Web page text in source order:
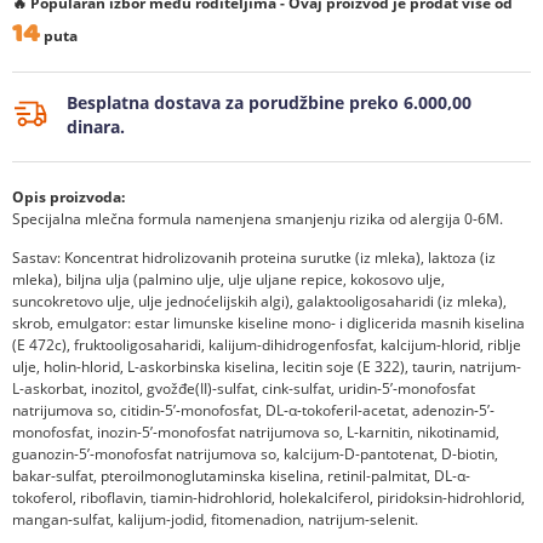
14 puta
Besplatna dostava za porudžbine preko 6.000,00
dinara.
Opis proizvoda:
Specijalna mlečna formula namenjena smanjenju rizika od alergija 0-6M.
Sastav: Koncentrat hidrolizovanih proteina surutke (iz mleka), laktoza (iz
mleka), biljna ulja (palmino ulje, ulje uljane repice, kokosovo ulje,
suncokretovo ulje, ulje jednoćelijskih algi), galaktooligosaharidi (iz mleka),
skrob, emulgator: estar limunske kiseline mono- i diglicerida masnih kiselina
(E 472c), fruktooligosaharidi, kalijum-dihidrogenfosfat, kalcijum-hlorid, riblje
ulje, holin-hlorid, L-askorbinska kiselina, lecitin soje (E 322), taurin, natrijum-
L-askorbat, inozitol, gvožđe(II)-sulfat, cink-sulfat, uridin-5’-monofosfat
natrijumova so, citidin-5’-monofosfat, DL-α-tokoferil-acetat, adenozin-5’-
monofosfat, inozin-5’-monofosfat natrijumova so, L-karnitin, nikotinamid,
guanozin-5’-monofosfat natrijumova so, kalcijum-D-pantotenat, D-biotin,
bakar-sulfat, pteroilmonoglutaminska kiselina, retinil-palmitat, DL-α-
tokoferol, riboflavin, tiamin-hidrohlorid, holekalciferol, piridoksin-hidrohlorid,
mangan-sulfat, kalijum-jodid, fitomenadion, natrijum-selenit.